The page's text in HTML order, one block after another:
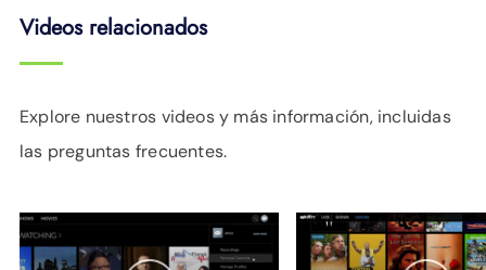
Videos relacionados
Explore nuestros videos y más información, incluidas
las preguntas frecuentes.